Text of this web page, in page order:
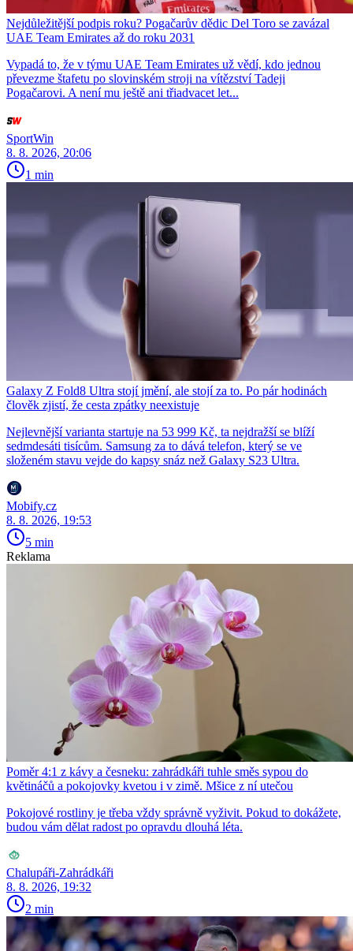
Nejdůležitější podpis roku? Pogačarův dědic Del Toro se zavázal
UAE Team Emirates až do roku 2031
Vypadá to, že v týmu UAE Team Emirates už vědí, kdo jednou
převezme štafetu po slovinském stroji na vítězství Tadeji
Pogačarovi. A není mu ještě ani třiadvacet let...
SportWin
8. 8. 2026, 20:06
1 min
Galaxy Z Fold8 Ultra stojí jmění, ale stojí za to. Po pár hodinách
člověk zjistí, že cesta zpátky neexistuje
Nejlevnější varianta startuje na 53 999 Kč, ta nejdražší se blíží
sedmdesáti tisícům. Samsung za to dává telefon, který se ve
složeném stavu vejde do kapsy snáz než Galaxy S23 Ultra.
Mobify.cz
8. 8. 2026, 19:53
5 min
Reklama
Poměr 4:1 z kávy a česneku: zahrádkáři tuhle směs sypou do
květináčů a pokojovky kvetou i v zimě. Mšice z ní utečou
Pokojové rostliny je třeba vždy správně vyživit. Pokud to dokážete,
budou vám dělat radost po opravdu dlouhá léta.
Chalupáři-Zahrádkáři
8. 8. 2026, 19:32
2 min